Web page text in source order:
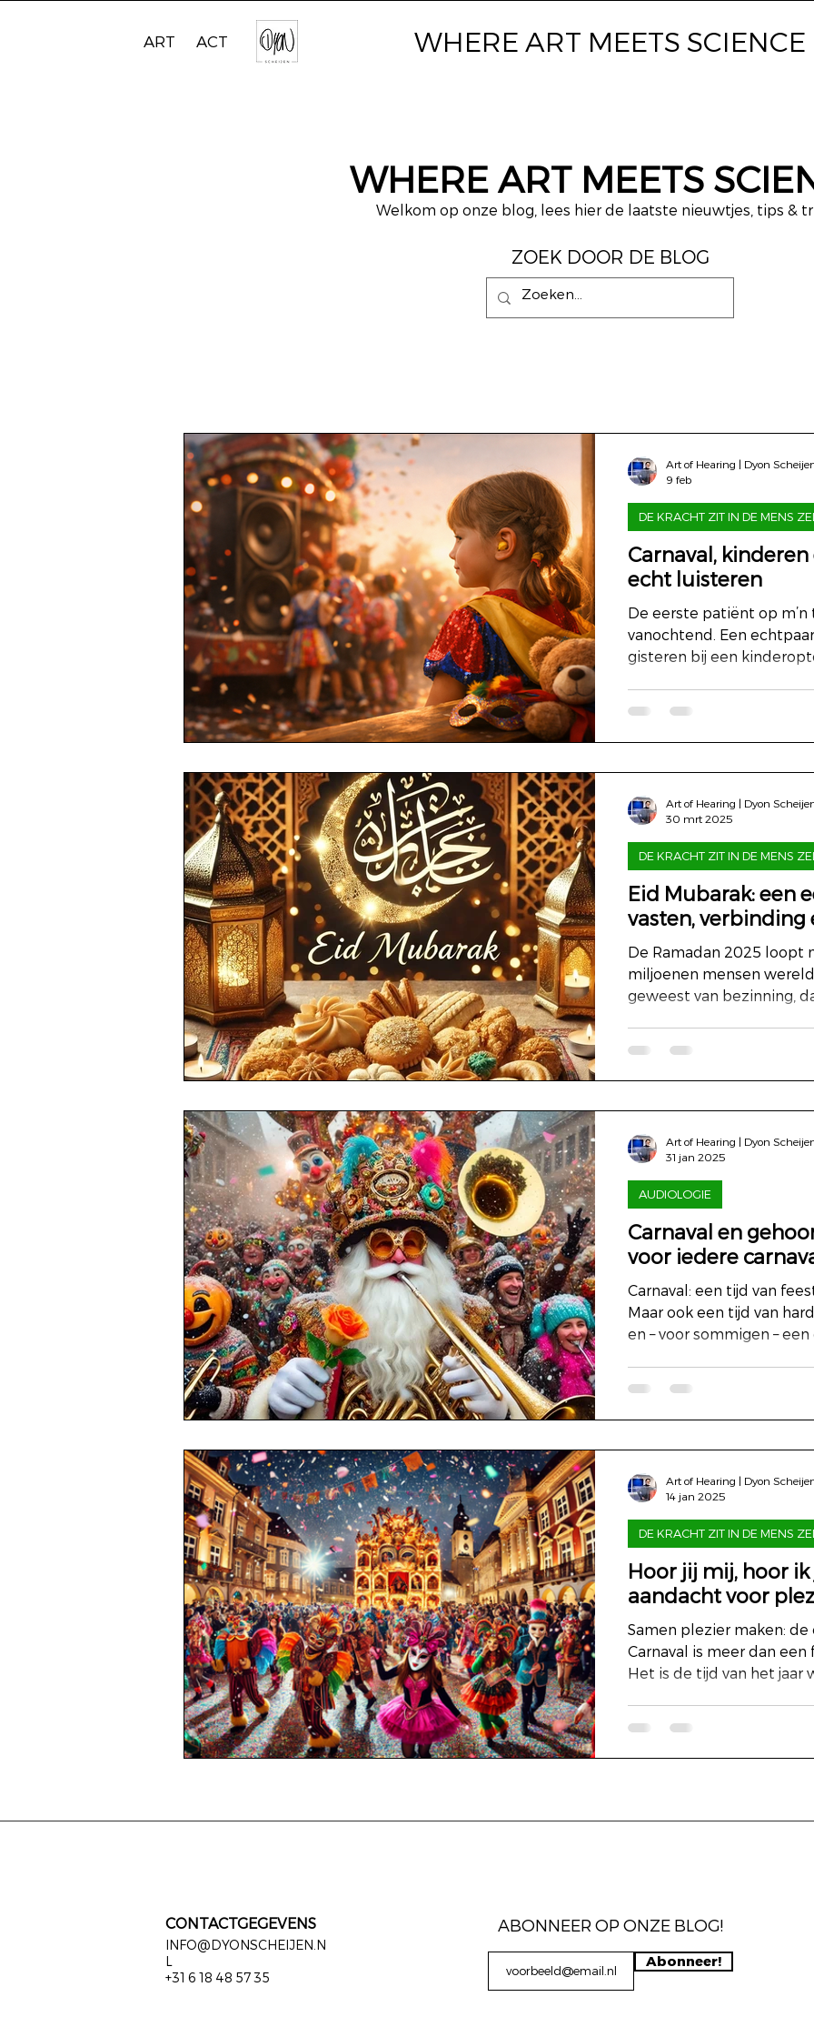
ART ACT WHERE ART MEETS SCIENCE
WHERE ART MEETS
Welkom op onze blog, lees hier de laatste nieuwtjes, tips &
ZOEK DOOR DE BLOG
Carnaval,
echt luisteren
De eerste patiënt op
vanochtend. Een
gisteren bij een
Hard. Naar voren gericht.
verstoren. Maar ze
DE KRACHT ZIT IN DE MENS
Art of Hearing | Dyon
9 feb
Eid Mubarak: een
vasten,
De Ramadan 2025 loopt
miljoenen mensen
geweest van bezinning,
DE KRACHT ZIT IN DE MENS
Art of Hearing | Dyon
30 mrt 2025
Carnaval en
voor iedere
Carnaval: een tijd van
Maar ook een tijd van
en – voor sommigen – een
AUDIOLOGIE
Art of Hearing | Dyon
31 jan 2025
Hoor jij mij, hoor
aandacht voor
Samen plezier maken: de
Carnaval is meer dan een
Het is de tijd van het jaar
DE KRACHT ZIT IN DE MENS
Art of Hearing | Dyon
14 jan 2025
CONTACTGEGEVENS
INFO@DYONSCHEIJEN.N
L
+31 6 18 48 57 35
ABONNEER OP ONZE BLOG!
Abonneer!